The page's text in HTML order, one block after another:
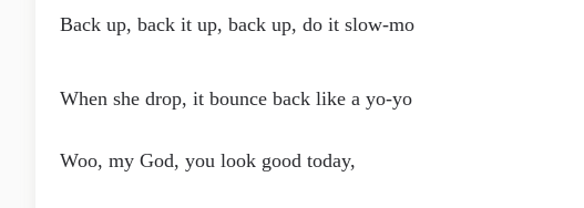
Back up, back it up, back up, do it slow-mo
When she drop, it bounce back like a yo-yo
Woo, my God, you look good today,